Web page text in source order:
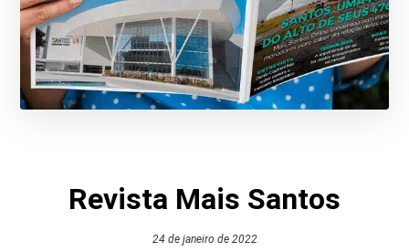
Revista Mais Santos
24 de janeiro de 2022